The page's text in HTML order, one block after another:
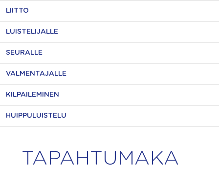
LIITTO
LUISTELIJALLE
SEURALLE
VALMENTAJALLE
KILPAILEMINEN
HUIPPULUISTELU
TAPAHTUMAKA